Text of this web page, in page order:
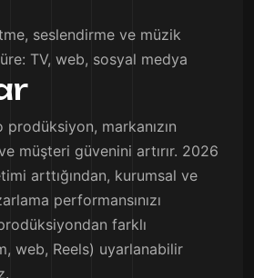
seslendirme ve müzik
TV, web, sosyal medya
markanızın
müşteri güvenini artırır. 2026
arttığından, kurumsal ve
performansınızı
farklı
web, Reels) uyarlanabilir